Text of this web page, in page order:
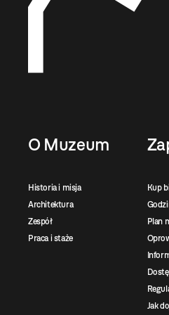
O Muzeum
Historia i misja
Architektura
Zespół
Praca i staże
Kup
Plan
Jak